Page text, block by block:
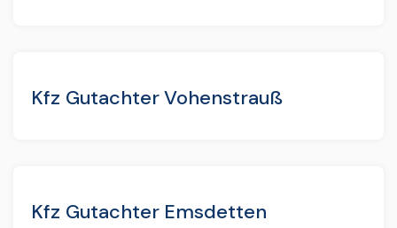
Kfz Gutachter Vohenstrauß
Kfz Gutachter Emsdetten